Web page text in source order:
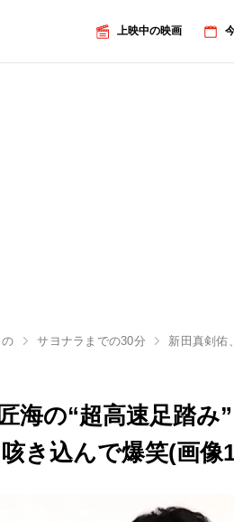
上映中の映画
サヨナラまでの30分 新田真剣佑
海の“超高速足踏み
き込んで爆笑(画像